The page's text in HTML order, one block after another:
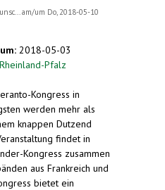
am/um Do, 2018-05-10
2018-05-03
Rheinland-Pfalz
Kongress in
werden mehr als
knappen Dutzend
findet in
Kongress zusammen
aus Frankreich und
bietet ein